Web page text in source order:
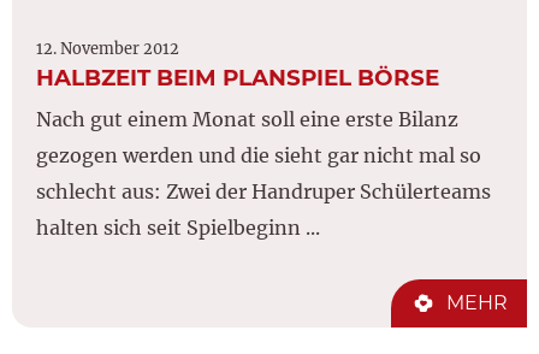
12. November 2012
HALBZEIT BEIM PLANSPIEL BÖRSE
Nach gut einem Monat soll eine erste Bilanz
gezogen werden und die sieht gar nicht mal so
schlecht aus: Zwei der Handruper Schülerteams
halten sich seit Spielbeginn ...
MEHR